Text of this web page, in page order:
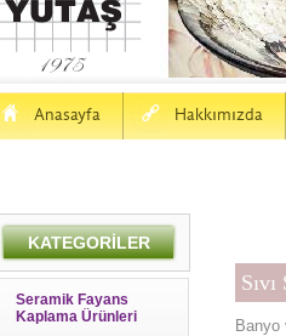
Anasayfa
H Hakkımızda
a
KATEGORİLER
Seramik Fayans
Kaplama Ürünleri
Banyo